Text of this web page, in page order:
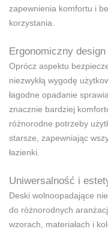
zapewnienia komfortu i
korzystania.
Ergonomiczny
Oprócz aspektu
niezwykłą wygodę
łagodne opadanie
znacznie bardziej
różnorodne potrzeby
starsze, zapewniając
łazienki.
Uniwersalność i
Deski wolnoopadające
do różnorodnych
wzorach, materiałach i